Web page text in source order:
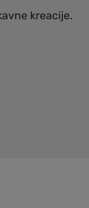
kreacije.